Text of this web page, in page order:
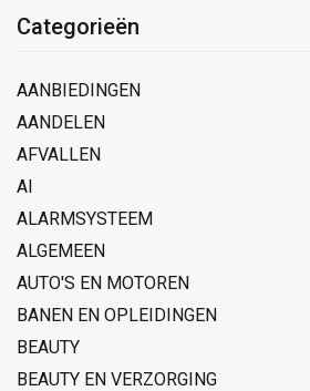
Categorieën
AANBIEDINGEN
AANDELEN
AFVALLEN
AI
ALARMSYSTEEM
ALGEMEEN
AUTO'S EN MOTOREN
BANEN EN OPLEIDINGEN
BEAUTY
BEAUTY EN VERZORGING